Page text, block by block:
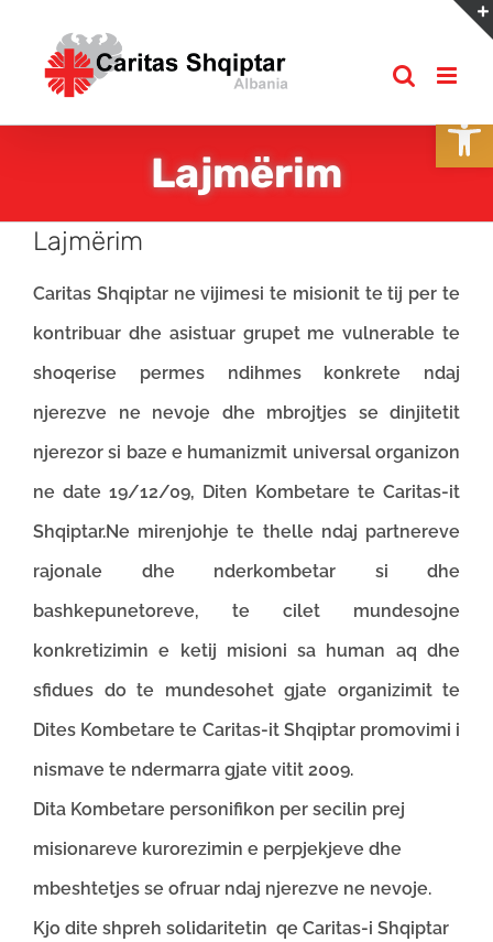
content
Lajmërim
Lajmërim
Caritas Shqiptar ne vijimesi te misionit te tij per te
kontribuar dhe asistuar grupet me vulnerable te
shoqerise permes ndihmes konkrete ndaj
njerezve ne nevoje dhe mbrojtjes se dinjitetit
njerezor si baze e humanizmit universal organizon
ne date 19/12/09, Diten Kombetare te Caritas-it
Shqiptar.Ne mirenjohje te thelle ndaj partnereve
rajonale dhe nderkombetar si dhe
bashkepunetoreve, te cilet mundesojne
konkretizimin e ketij misioni sa human aq dhe
sfidues do te mundesohet gjate organizimit te
Dites Kombetare te Caritas-it Shqiptar promovimi i
nismave te ndermarra gjate vitit 2009.
Dita Kombetare personifikon per secilin prej
misionareve kurorezimin e perpjekjeve dhe
mbeshtetjes se ofruar ndaj njerezve ne nevoje.
Kjo dite shpreh solidaritetin qe Caritas-i Shqiptar